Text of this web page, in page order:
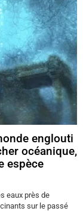
englouti
océanique,
espèce
eaux près de
sur le passé